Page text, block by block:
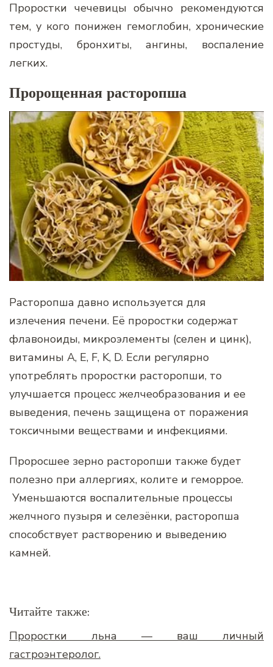
Проростки чечевицы обычно рекомендуются
тем, у кого понижен гемоглобин, хронические
простуды, бронхиты, ангины, воспаление
легких.
Пророщенная расторопша
Расторопша давно используется для
излечения печени. Её проростки содержат
флавоноиды, микроэлементы (селен и цинк),
витамины А, Е, F, K, D. Если регулярно
употреблять проростки расторопши, то
улучшается процесс желчеобразования и ее
выведения, печень защищена от поражения
токсичными веществами и инфекциями.
Проросшее зерно расторопши также будет
полезно при аллергиях, колите и геморрое.
Уменьшаются воспалительные процессы
желчного пузыря и селезёнки, расторопша
способствует растворению и выведению
камней.
Читайте также:
Проростки льна — ваш личный
гастроэнтеролог.